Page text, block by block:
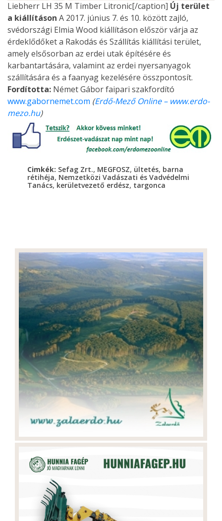
Liebherr LH 35 M Timber Litronic[/caption] Új terület
a kiállításon A 2017. június 7. és 10. között zajló,
svédországi Elmia Wood kiállításon először várja az
érdeklődőket a Rakodás és Szállítás kiállítási terület,
amely elsősorban az erdei utak építésére és
karbantartására, valamint az erdei nyersanyagok
szállítására és a faanyag kezelésére összpontosít.
Fordította: Német Gábor faipari szakfordító
www.gabornemet.com (Erdő-Mező Online – www.erdo-
mezo.hu)
Cimkék: Sefag Zrt., MEGFOSZ, ültetés, barna
rétihéja, Nemzetközi Vadászati és Vadvédelmi
Tanács,kerületvezető erdész, targonca